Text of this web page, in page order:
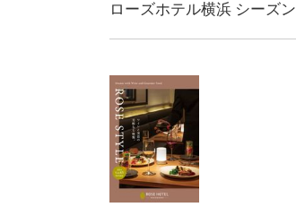
ローズホテル横浜 シーズ